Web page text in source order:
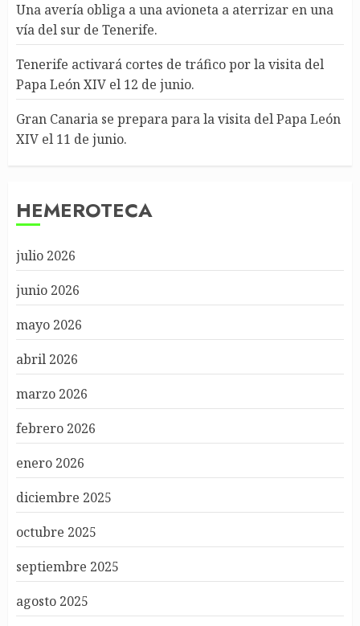
Una avería obliga a una avioneta a aterrizar en una
vía del sur de Tenerife.
Tenerife activará cortes de tráfico por la visita del
Papa León XIV el 12 de junio.
Gran Canaria se prepara para la visita del Papa León
XIV el 11 de junio.
HEMEROTECA
julio 2026
junio 2026
mayo 2026
abril 2026
marzo 2026
febrero 2026
enero 2026
diciembre 2025
octubre 2025
septiembre 2025
agosto 2025